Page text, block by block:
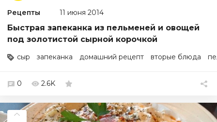
Рецепты 11 июня 2014
Быстрая запеканка из пельменей и овощей
под золотистой сырной корочкой
сыр запеканка домашний рецепт вторые блюда
0 2.6K